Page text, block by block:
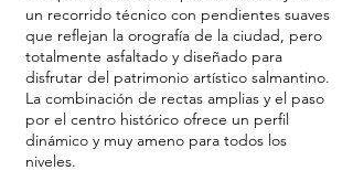
un recorrido técnico con pendientes suaves
que reflejan la orografía de la ciudad, pero
totalmente asfaltado y diseñado para
disfrutar del patrimonio artístico salmantino.
La combinación de rectas amplias y el paso
por el centro histórico ofrece un perfil
dinámico y muy ameno para todos los
niveles.